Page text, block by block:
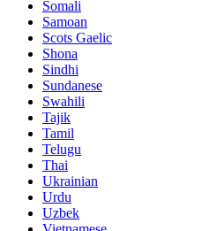
Somali
Samoan
Scots Gaelic
Shona
Sindhi
Sundanese
Swahili
Tajik
Tamil
Telugu
Thai
Ukrainian
Urdu
Uzbek